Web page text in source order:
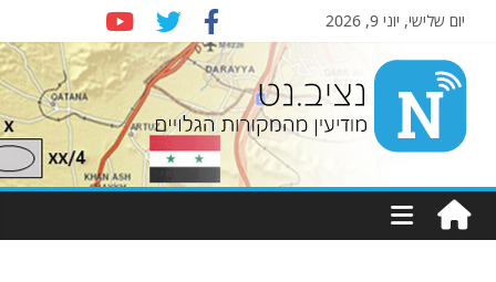
יום שלישי, יוני 9, 2026
Nziv.net
מודיעין
מהמקורות